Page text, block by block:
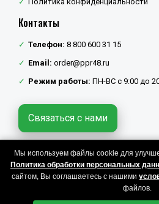
Контакты
Телефон: 8 800 600 31 15
Email: order@ppr48.ru
Режим работы: ПН-ВС с 9:00 до
Связаться с нами
Политика
Copyright © 2026 ППР48.
Мы используем файлы cookie для
Политика обработки персональных
сайтом, Вы соглашаетесь с нашими
файлов.